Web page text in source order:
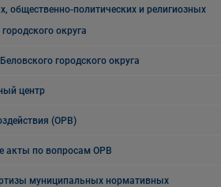
общественно-политических и религиозных
округа
городского округа
центр
(ОРВ)
акты по вопросам ОРВ
муниципальных нормативных